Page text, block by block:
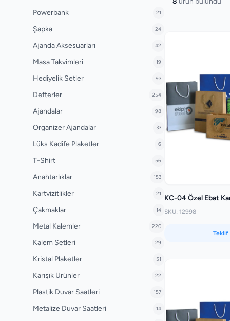
Powerbank 21
Şapka 24
Ajanda Aksesuarları 42
Masa Takvimleri 19
Hediyelik Setler 93
Defterler 254
Ajandalar 98
Organizer Ajandalar 33
Lüks Kadife Plaketler 6
T-Shirt 56
Anahtarlıklar 153
Kartvizitlikler 21
Çakmaklar 14
Metal Kalemler 220
Kalem Setleri 29
Kristal Plaketler 51
Karışık Ürünler 22
Plastik Duvar Saatleri 157
Metalize Duvar Saatleri 14
KC-04 Özel Ebat
SKU: 12998
Teklif